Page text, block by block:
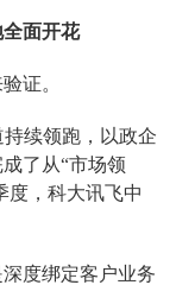
面开花
证。
续领跑，以政企
了从“市场领
度，科大讯飞中
度绑定客户业务